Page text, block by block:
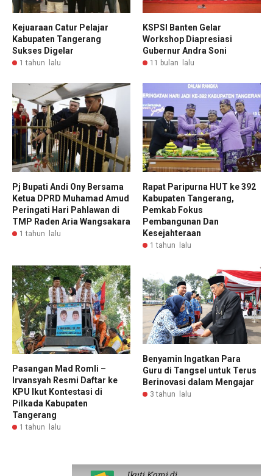
Kejuaraan Catur Pelajar
Kabupaten Tangerang
Sukses Digelar
1 tahun lalu
KSPSI Banten Gelar
Workshop Diapresiasi
Gubernur Andra Soni
11 bulan lalu
Pj Bupati Andi Ony Bersama
Ketua DPRD Muhamad Amud
Peringati Hari Pahlawan di
TMP Raden Aria Wangsakara
1 tahun lalu
Rapat Paripurna HUT ke 392
Kabupaten Tangerang,
Pemkab Fokus
Pembangunan Dan
Kesejahteraan
1 tahun lalu
Pasangan Mad Romli –
Irvansyah Resmi Daftar ke
KPU Ikut Kontestasi di
Pilkada Kabupaten
Tangerang
1 tahun lalu
Benyamin Ingatkan Para
Guru di Tangsel untuk Terus
Berinovasi dalam Mengajar
3 tahun lalu